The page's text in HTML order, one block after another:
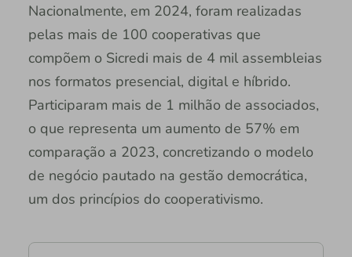
Nacionalmente, em 2024, foram realizadas
pelas mais de 100 cooperativas que
compõem o Sicredi mais de 4 mil assembleias
nos formatos presencial, digital e híbrido.
Participaram mais de 1 milhão de associados,
o que representa um aumento de 57% em
comparação a 2023, concretizando o modelo
de negócio pautado na gestão democrática,
um dos princípios do cooperativismo.